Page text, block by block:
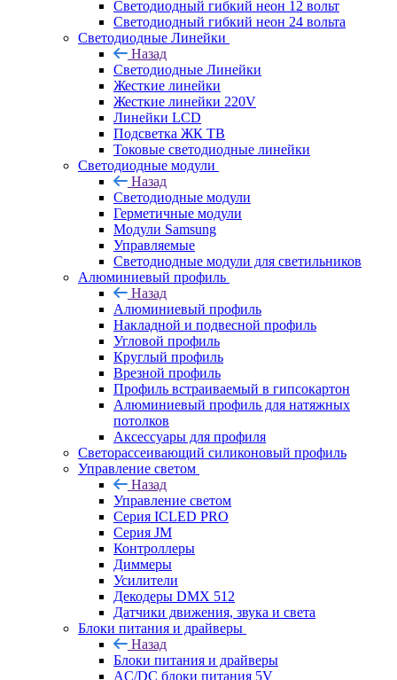
Светодиодный гибкий неон 12 вольт
Светодиодный гибкий неон 24 вольта
Светодиодные Линейки
Назад
Светодиодные Линейки
Жесткие линейки
Жесткие линейки 220V
Линейки LCD
Подсветка ЖК ТВ
Токовые светодиодные линейки
Светодиодные модули
Назад
Светодиодные модули
Герметичные модули
Модули Samsung
Управляемые
Светодиодные модули для светильников
Алюминиевый профиль
Назад
Алюминиевый профиль
Накладной и подвесной профиль
Угловой профиль
Круглый профиль
Врезной профиль
Профиль встраиваемый в гипсокартон
Алюминиевый профиль для натяжных
потолков
Аксессуары для профиля
Светорассеивающий силиконовый профиль
Управление светом
Назад
Управление светом
Серия ICLED PRO
Серия JM
Контроллеры
Диммеры
Усилители
Декодеры DMX 512
Датчики движения, звука и света
Блоки питания и драйверы
Назад
Блоки питания и драйверы
AC/DC блоки питания 5V